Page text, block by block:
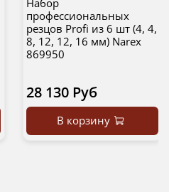
Набор
профессиональных
резцов Profi из 6 шт (4, 4,
8, 12, 12, 16 мм) Narex
869950
28 130 Руб
В корзину